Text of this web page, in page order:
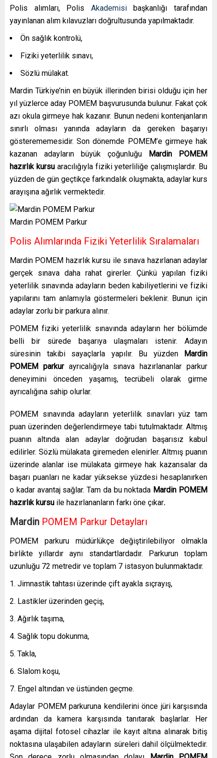
Polis alımları, Polis Akademisibaşkanlığı tarafından
yayınlanan alım kılavuzları doğrultusunda yapılmaktadır.
Ön sağlık kontrolü,
Fiziki yeterlilik sınavı,
Sözlü mülakat.
Mardin Türkiye’nin en büyük illerinden birisi olduğu için her
yıl yüzlerce aday POMEM başvurusunda bulunur. Fakat çok
azı okula girmeye hak kazanır. Bunun nedeni kontenjanların
sınırlı olması yanında adayların da gereken başarıyı
gösterememesidir. Son dönemde POMEM’e girmeye hak
kazanan adayların büyük çoğunluğu Mardin POMEM
hazırlık kursu aracılığıyla fiziki yeterliliğe çalışmışlardır. Bu
yüzden de gün geçtikçe farkındalık oluşmakta, adaylar kurs
arayışına ağırlık vermektedir.
Mardin POMEM Parkur
Polis Alımlarında Fiziki Yeterlilik Sıralamaları
Mardin POMEM hazırlık kursu ile sınava hazırlanan adaylar
gerçek sınava daha rahat girerler. Çünkü yapılan fiziki
yeterlilik sınavında adayların beden kabiliyetlerini ve fiziki
yapılarını tam anlamıyla göstermeleri beklenir. Bunun için
adaylar zorlu bir parkura alınır.
POMEM fiziki yeterlilik sınavında adayların her bölümde
belli bir sürede başarıya ulaşmaları istenir. Adayın
süresinin takibi sayaçlarla yapılır. Bu yüzden Mardin
POMEM parkur ayrıcalığıyla sınava hazırlananlar parkur
deneyimini önceden yaşamış, tecrübeli olarak girme
ayrıcalığına sahip olurlar.
POMEM sınavında adayların yeterlilik sınavları yüz tam
puan üzerinden değerlendirmeye tabi tutulmaktadır. Altmış
puanın altında alan adaylar doğrudan başarısız kabul
edilirler. Sözlü mülakata giremeden elenirler. Altmış puanın
üzerinde alanlar ise mülakata girmeye hak kazansalar da
başarı puanları ne kadar yüksekse yüzdesi hesaplanırken
o kadar avantaj sağlar. Tam da bu noktada Mardin POMEM
hazırlık kursu ile hazırlananların farkı öne çıkar.
Mardin POMEM Parkur Detayları
POMEM parkuru müdürlükçe değiştirilebiliyor olmakla
birlikte yıllardır aynı standartlardadır. Parkurun toplam
uzunluğu 72 metredir ve toplam 7 istasyon bulunmaktadır.
Jimnastik tahtası üzerinde çift ayakla sıçrayış,
Lastikler üzerinden geçiş,
Ağırlık taşıma,
Sağlık topu dokunma,
Takla,
Slalom koşu,
Engel altından ve üstünden geçme.
Adaylar POMEM parkuruna kendilerini önce jüri karşısında
ardından da kamera karşısında tanıtarak başlarlar. Her
aşama dijital fotosel cihazlar ile kayıt altına alınarak bitiş
noktasına ulaşabilen adayların süreleri dahil ölçülmektedir.